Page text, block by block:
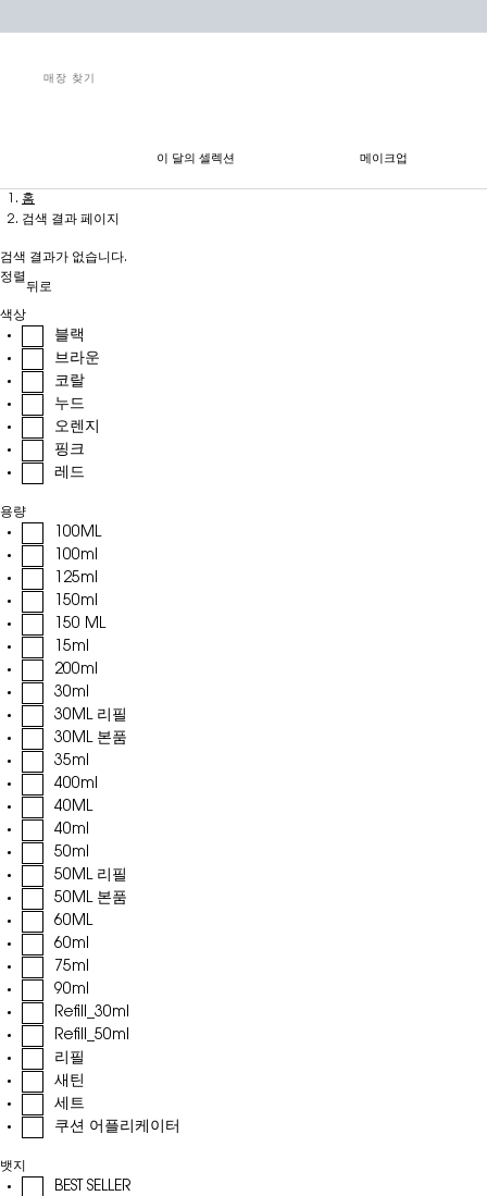
매장 찾기
이 달의 셀렉션 메이크업
메인 콘텐츠
홈
검색 결과 페이지
검색 결과가 없습니다.
정렬
뒤로
색상
블랙
브라운
코랄
누드
오렌지
핑크
레드
용량
100ML
100ml
125ml
150ml
150 ML
15ml
200ml
30ml
30ML 리필
30ML 본품
35ml
400ml
40ML
40ml
50ml
50ML 리필
50ML 본품
60ML
60ml
75ml
90ml
Refill_30ml
Refill_50ml
리필
새틴
세트
쿠션 어플리케이터
뱃지
BEST SELLER